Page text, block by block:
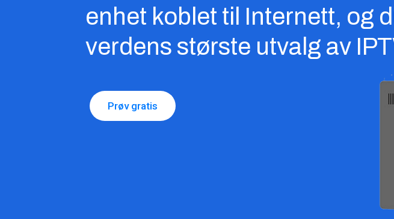
enhet koblet til Internett, og
verdens største utvalg av
Prøv gratis